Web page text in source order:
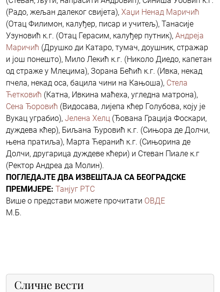
(Радо, жељан далеког свијета), Хаџи Ненад Маричић
(Отац Филимон, калуђер, писар и учитељ), Танасије
Узуновић к.г. (Отац Герасим, калуђер путник), Андреја
Маричић (Друшко ди Катаро, тумач, доушник, стражар
и још понешто), Мило Лекић к.г. (Николо Диедо, капетан
од страже у Млецима), Зорана Бећић к.г. (Ивка, некад
пчела, некад оса, бацила чини на Кањоша), Стела
Ћетковић (Катна, Ивкина маћеха, угледна матрона),
Сена Ђоровић (Видосава, лијепа кћер Голубова, коју је
Вукац уграбио), Јелена Хелц (Ђована Грација Фоскари,
дуждева кћер), Биљана Ђуровић к.г. (Сињора де Долчи,
њена пратиља), Марта Ћеранић к.г. (Сињорина де
Долчи, другарица дуждеве кћери) и Стеван Пиале к.г
(Ректор Андреа да Молин).
ПОГЛЕДАЈТЕ ДВА ИЗВЕШТАЈА СА БЕОГРАДСКЕ
ПРЕМИЈЕРЕ: Танјуг РТС
Више о представи можете прочитати ОВДЕ
М.Б.
Сличне вести